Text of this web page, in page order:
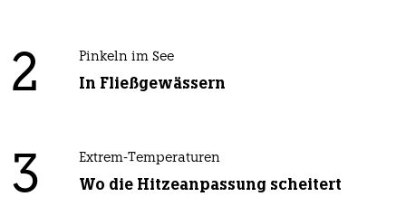
2 Pinkeln im See
In Fließgewässern
3 Extrem-Temperaturen
Wo die Hitzeanpassung scheitert